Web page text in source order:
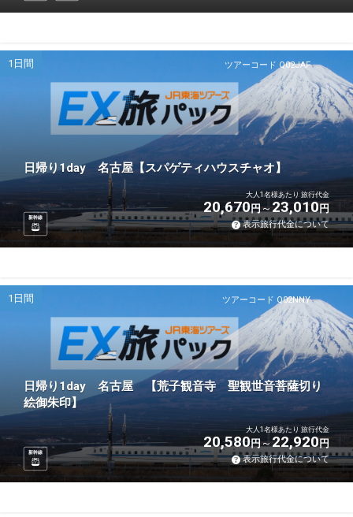
ツアーコード Q02JAF
1日間
日帰り1day 名古屋【スパゲティハウスチャオ】
新幹線
大人1名様あたり 旅行代金
20,670円 23,010円
表示旅行代金について
ツアーコード Q02NNY
1日間
日帰り1day 名古屋 【荒子観音寺 聖観世音菩薩切り
絵御朱印】
新幹線
大人1名様あたり 旅行代金
20,580円 22,920円
表示旅行代金について